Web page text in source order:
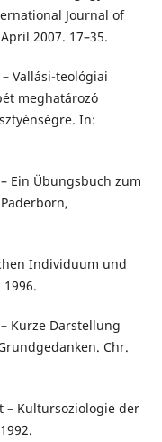
Journal of
2007. 17–35.
Vallási-teológiai
meghatározó
In:
Ein Übungsbuch zum
Individuum und
Kurze Darstellung
Chr.
– Kultursoziologie der